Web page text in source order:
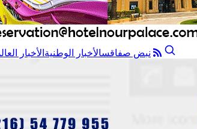
نبض صفاقسالأخبار الوطنية الأخبار